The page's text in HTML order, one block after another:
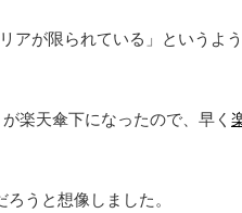
アが限られている」というよ
楽天傘下になったので、早く
うと想像しました。